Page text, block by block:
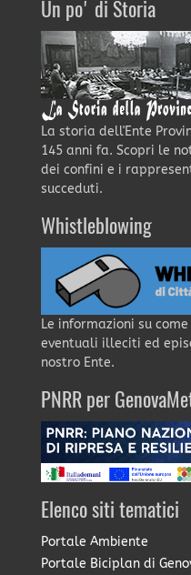
Un po' di Storia
La storia dell'Ente
145 anni fa. Scopri le
dei confini e i
succeduti.
Whistleblowing
Le informazioni su
eventuali illeciti ed
nostro Ente.
PNRR per
Elenco siti tematici
Portale Ambiente
Portale Biciplan di